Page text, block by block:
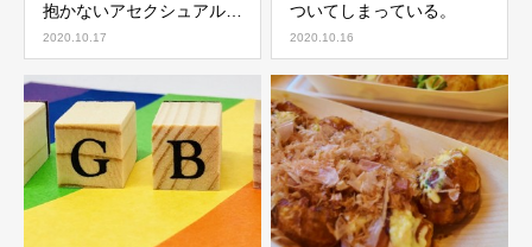
抱かないアセクシュアルと
いう存在。ドラマ『17.3
about a sex』
2020.10.17
ついてしまっている。
2020.10.16